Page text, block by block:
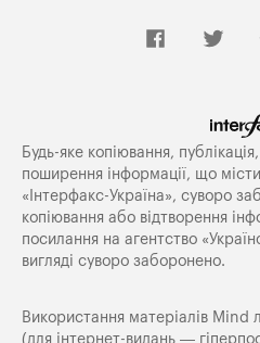
Будь-яке копiювання,
поширення iнформацiї, що
«Iнтерфакс-Україна», суворо
копіювання або відтворення
посилання на агентство
вигляді суворо заборонено.
Використання матеріалів Mind
(для інтернет-видань —